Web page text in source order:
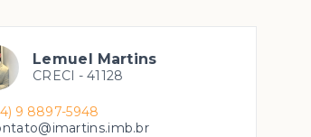
Lemuel Martins
CRECI -41128
9 8897-5948